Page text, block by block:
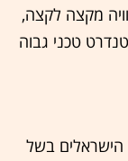
מקצה לקצה,
טכני גבוה
בשל